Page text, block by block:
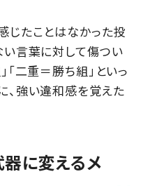
じたことはなかった投
言葉に対して傷つい
「二重＝勝ち組」といっ
、強い違和感を覚えた
に変えるメ